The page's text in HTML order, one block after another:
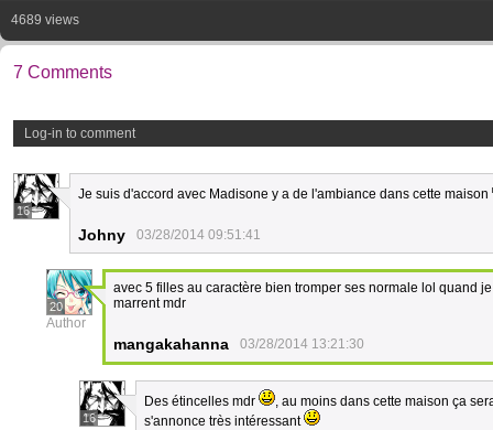
4689 views
7 Comments
Log-in to comment
16
Je suis d'accord avec Madisone y a de l'ambiance dans cette maison
Johny 03/28/2014 09:51:41
20
Author
avec 5 filles au caractère bien tromper ses normale lol quand
marrent mdr
mangakahanna 03/28/2014 13:21:30
16
Des étincelles mdr
, au moins dans cette maison ça
s'annonce très intéressant